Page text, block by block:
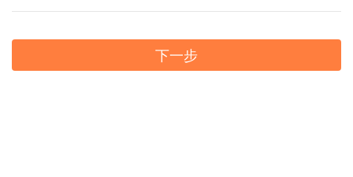
下一步